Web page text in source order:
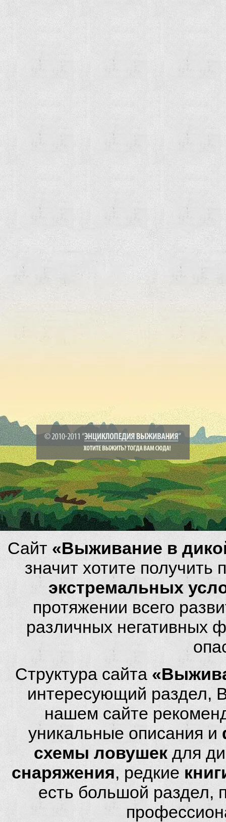
Сайт «Выживание в
значит хотите
экстремальных
протяжении всего
различных негативных
Структура сайта
интересующий раздел,
нашем сайте
уникальные описания и
схемы ловушек для
снаряжения, редкие
есть большой